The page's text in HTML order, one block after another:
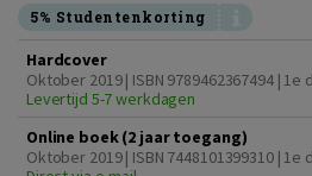
5% Studentenkorting
Hardcover
Oktober 2019 | ISBN 9789462367494 | 1e
Levertijd 5-7 werkdagen
Online boek (2 jaar toegang)
Oktober 2019 | ISBN 7448101399310 | 1e